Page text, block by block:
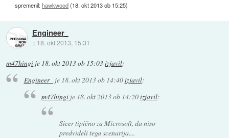
spremenil:hawkwood(18. okt 2013 ob 15:25)
Engineer_
:: 18. okt 2013, 15:31
m47hingi je 18. okt 2013 ob 15:03izjavil:
Engineer_ je 18. okt 2013 ob 14:40izjavil:
m47hingi je 18. okt 2013 ob 14:20izjavil:
Sicer tipično za Microsoft, da niso
predvideli tega scenarija....